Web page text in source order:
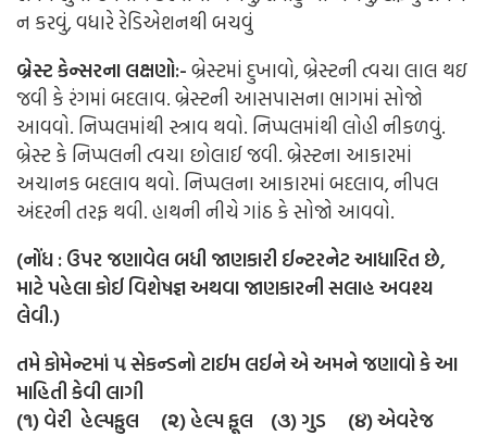
ન કરવું, વધારે રેડિએશનથી બચવું
બ્રેસ્ટ કેન્સરના લક્ષણો:-બ્રેસ્ટમાં દુખાવો, બ્રેસ્ટની ત્વચા લાલ થઇ
જવી કે રંગમાં બદલાવ.બ્રેસ્ટની આસપાસના ભાગમાં સોજો
આવવો. નિપ્પલમાંથી સ્ત્રાવ થવો. નિપ્પલમાંથી લોહી નીકળવું.
બ્રેસ્ટ કે નિપ્પલની ત્વચા છોલાઈ જવી.બ્રેસ્ટના આકારમાં
અચાનક બદલાવ થવો. નિપ્પલના આકારમાં બદલાવ, નીપલ
અંદરની તરફ થવી.હાથની નીચે ગાંઠ કે સોજો આવવો.
(નોંધ : ઉપર જણાવેલ બધી જાણકારી ઈન્ટરનેટ આધારિત છે,
માટે પહેલા કોઈ વિશેષજ્ઞ અથવા જાણકારની સલાહ અવશ્ય
લેવી.)
તમે કોમેન્ટમાં ૫ સેકન્ડનો ટાઈમ લઈને એ અમને જણાવો કે આ
માહિતી કેવી લાગી
(૧) વેરી હેલ્પફુલ (૨) હેલ્પ ફૂલ (૩) ગુડ (૪) એવરેજ